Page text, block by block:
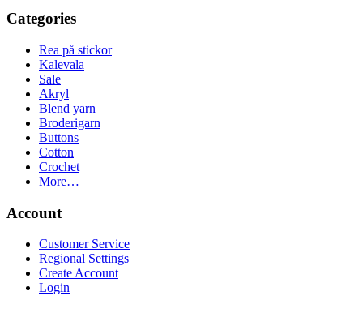
Categories
Rea på stickor
Kalevala
Sale
Akryl
Blend yarn
Broderigarn
Buttons
Cotton
Crochet
More…
Account
Customer Service
Regional Settings
Create Account
Login